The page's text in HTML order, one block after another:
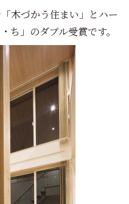
木づかう住まい」とハー
ち」のダブル受賞です。